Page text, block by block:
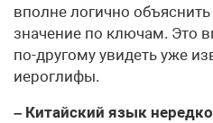
вполне логично
значение по ключам. Это
по-другому увидеть уже
иероглифы.
– Китайский язык